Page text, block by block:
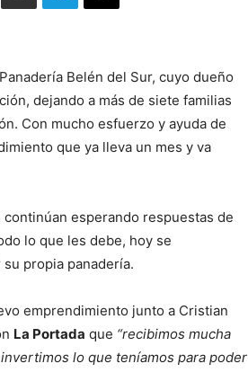
Belén del Sur, cuyo dueño
dejando a más de siete familias
Con mucho esfuerzo y ayuda de
que ya lleva un mes y va
esperando respuestas de
lo que les debe, hoy se
propia panadería.
emprendimiento junto a Cristian
La Portada que “recibimos mucha
lo que teníamos para poder